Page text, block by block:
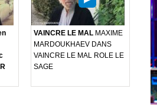
VAINCRE LE MAL MAXIME
MARDOUKHAEV DANS
VAINCRE LE MAL ROLE LE
SAGE